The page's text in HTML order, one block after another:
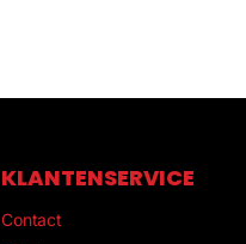
KLANTENSERVICE
Contact